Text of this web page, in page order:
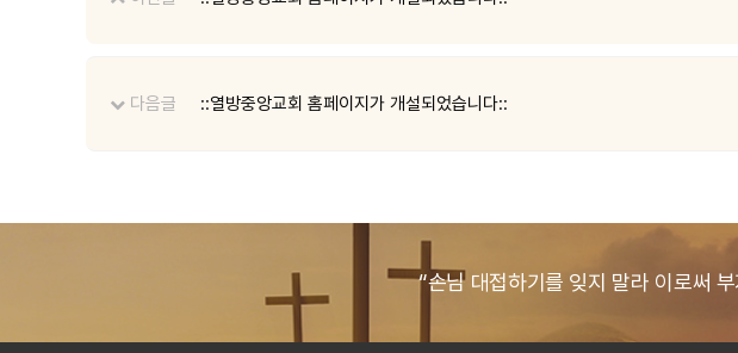
다음글 ::열방중앙교회 홈페이지가 개설되었습니다::
“손님 대접하기를 잊지 말라 이로써